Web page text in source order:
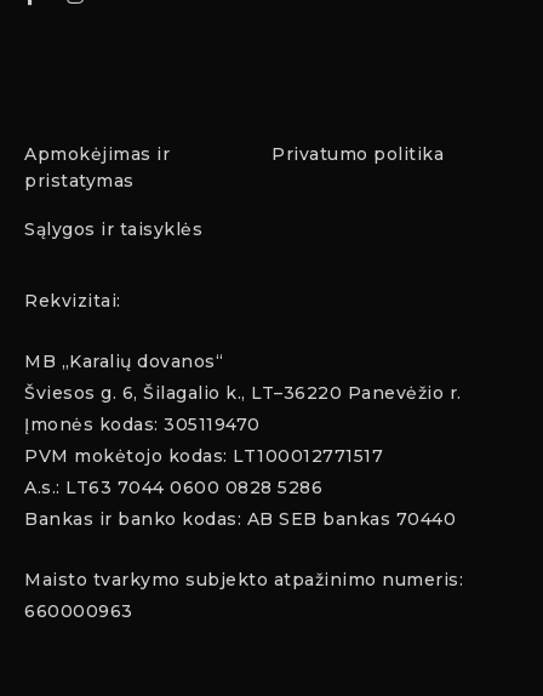
Apmokėjimas ir
pristatymas
Privatumo politika
Sąlygos ir taisyklės
Rekvizitai:
MB „Karalių dovanos“
Šviesos g. 6, Šilagalio k., LT–36220 Panevėžio r.
Įmonės kodas: 305119470
PVM mokėtojo kodas: LT100012771517
A.s.: LT63 7044 0600 0828 5286
Bankas ir banko kodas: AB SEB bankas 70440
Maisto tvarkymo subjekto atpažinimo numeris:
660000963